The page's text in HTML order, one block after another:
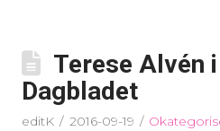
Terese Alvén
Dagbladet
editK 2016-09-19